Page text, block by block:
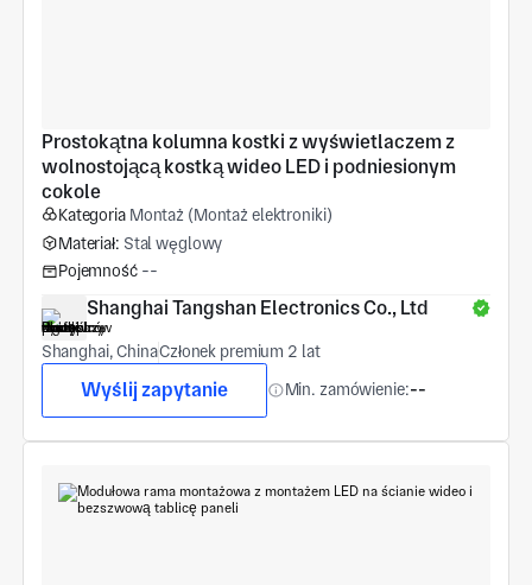
Prostokątna kolumna kostki z wyświetlaczem z
wolnostojącą kostką wideo LED i podniesionym
cokole
Kategoria Montaż (Montaż elektroniki)
Materiał: Stal węglowy
Pojemność --
Shanghai Tangshan Electronics Co., Ltd
Shanghai, ChinaCzłonek premium 2 lat
Wyślij zapytanie Min. zamówienie:--